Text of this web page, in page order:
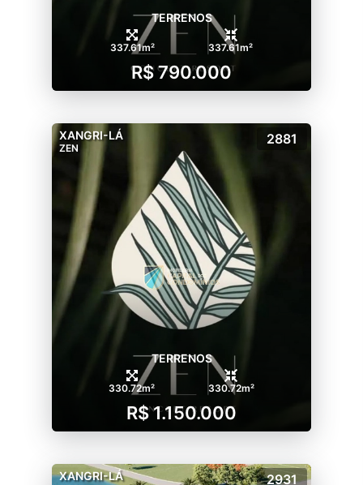
TERRENOS
337.61m² 337.61m²
R$ 790.000
XANGRI-LÁ
ZEN
2881
TERRENOS
330.72m² 330.72m²
R$ 1.150.000
XANGRI-LÁ 2931